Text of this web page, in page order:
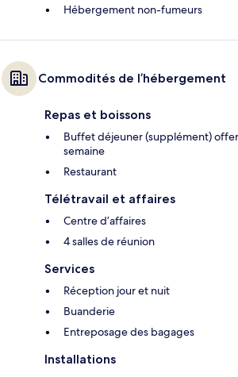
Hébergement non-fumeurs
Commodités de l’hébergement
Repas et boissons
Buffet déjeuner (supplément)
semaine
Restaurant
Télétravail et affaires
Centre d’affaires
4 salles de réunion
Services
Réception jour et nuit
Buanderie
Entreposage des bagages
Installations